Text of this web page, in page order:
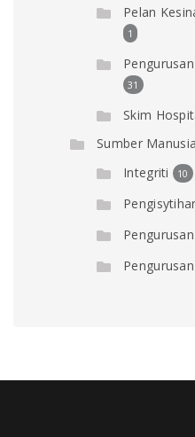
Pelan
1
31
Skim
Sumber Manusia
Integriti 10